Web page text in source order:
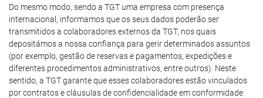
Do mesmo modo, sendo a TGT uma empresa com presença
internacional, informamos que os seus dados poderão ser
transmitidos a colaboradores externos da TGT, nos quais
depositámos a nossa confiança para gerir determinados assuntos
(por exemplo, gestão de reservas e pagamentos, expedições e
diferentes procedimentos administrativos, entre outros). Neste
sentido, a TGT garante que esses colaboradores estão vinculados
por contratos e cláusulas de confidencialidade em conformidade